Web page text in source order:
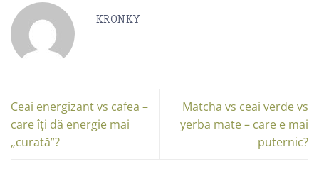
KRONKY
Ceai energizant vs cafea –
care îți dă energie mai
„curată”?
Matcha vs ceai verde vs
yerba mate – care e mai
puternic?